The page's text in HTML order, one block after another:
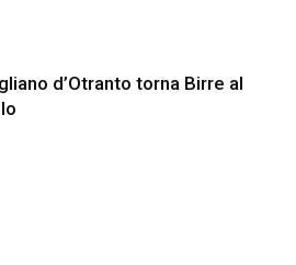
d’Otranto torna Birre al